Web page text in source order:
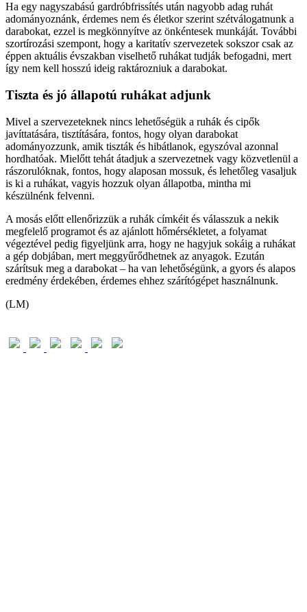
Ha egy nagyszabású gardróbfrissítés után nagyobb adag ruhát
adományoznánk, érdemes nem és életkor szerint szétválogatnunk a
darabokat, ezzel is megkönnyítve az önkéntesek munkáját. További
szortírozási szempont, hogy a karitatív szervezetek sokszor csak az
éppen aktuális évszakban viselhető ruhákat tudják befogadni, mert
így nem kell hosszú ideig raktározniuk a darabokat.
Tiszta és jó állapotú ruhákat adjunk
Mivel a szervezeteknek nincs lehetőségük a ruhák és cipők
javíttatására, tisztítására, fontos, hogy olyan darabokat
adományozzunk, amik tiszták és hibátlanok, egyszóval azonnal
hordhatóak. Mielőtt tehát átadjuk a szervezetnek vagy közvetlenül a
rászorulóknak, fontos, hogy alaposan mossuk, és lehetőleg vasaljuk
is ki a ruhákat, vagyis hozzuk olyan állapotba, mintha mi
készülnénk felvenni.
A mosás előtt ellenőrizzük a ruhák címkéit és válasszuk a nekik
megfelelő programot és az ajánlott hőmérsékletet, a folyamat
végeztével pedig figyeljünk arra, hogy ne hagyjuk sokáig a ruhákat
a gép dobjában, mert meggyűrődhetnek az anyagok. Ezután
szárítsuk meg a darabokat – ha van lehetőségünk, a gyors és alapos
eredmény érdekében, érdemes ehhez szárítógépet használnunk.
(LM)